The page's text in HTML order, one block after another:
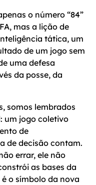
o número “84”
mas a lição de
tática, um
de um jogo sem
uma defesa
da posse, da
somos lembrados
um jogo coletivo
de
de decisão contam.
errar, ele não
as bases da
o símbolo da nova